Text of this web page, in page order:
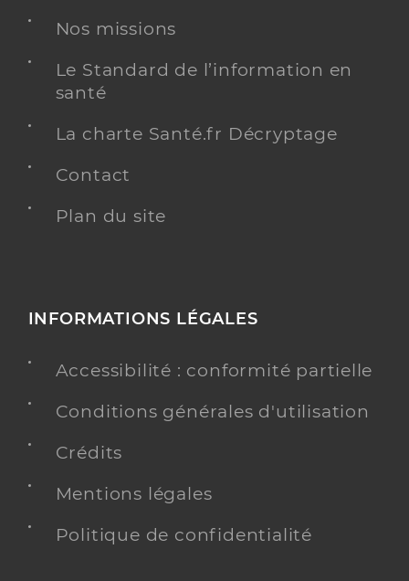
Nos missions
Le Standard de l’information en
santé
La charte Santé.fr Décryptage
Contact
Plan du site
INFORMATIONS LÉGALES
Accessibilité : conformité partielle
Conditions générales d'utilisation
Crédits
Mentions légales
Politique de confidentialité